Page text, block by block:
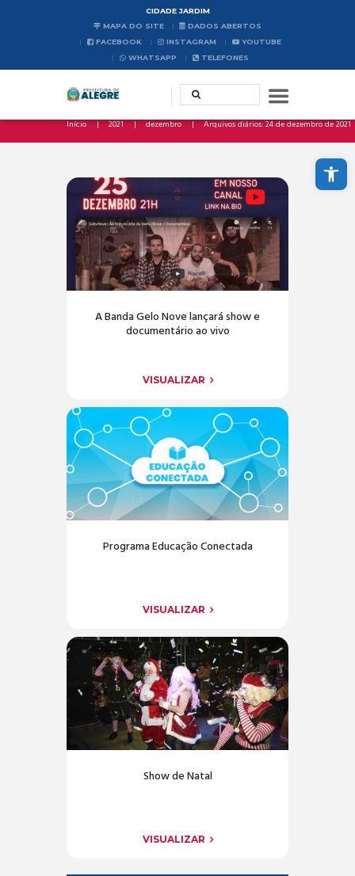
Abrir a barra de ferramentas
CIDADE JARDIM
MAPA DO SITE
DADOS ABERTOS
FACEBOOK
INSTAGRAM
YOUTUBE
WHATSAPP
TELEFONES
Início 2021 dezembro Arquivos diários: 24 de dezembro de 2021
A Banda Gelo Nove lançará show e
documentário ao vivo
VISUALIZAR
Programa Educação Conectada
VISUALIZAR
Show de Natal
VISUALIZAR